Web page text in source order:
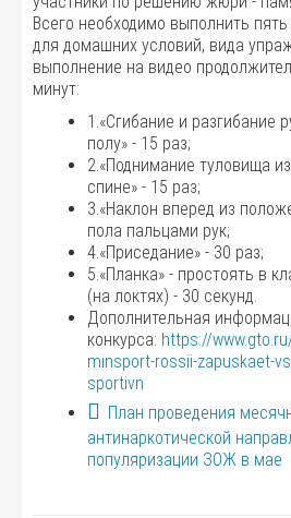
Всего необходимо выполнить
для домашних условий, вида
выполнение на видео
минут:
1.«Сгибание и разгибание
полу» - 15 раз;
2.«Поднимание туловища
спине» - 15 раз;
3.«Наклон вперед из
пола пальцами рук;
4.«Приседание» - 30 раз;
5.«Планка» - простоять в
(на локтях) - 30 секунд.
Дополнительная
конкурса: https://
minsport-rossii-zapuskaet-
sportivn
План проведения
антинаркотической
популяризации ЗОЖ в мае